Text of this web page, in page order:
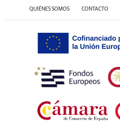
QUIÉNES SOMOS CONTACTO